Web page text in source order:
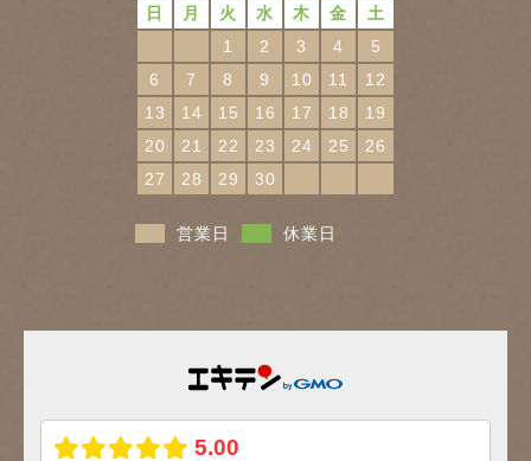
日 月 火 水 木 金
土
1
2 3 4
5
6
7 8 9 10 11
12
13
14 15 16 17 18
19
20
21 22 23 24 25
26
27
28 29 30
営業日 休業日